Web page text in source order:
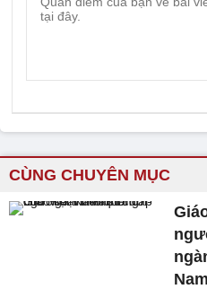
CÙNG CHUYÊN MỤC